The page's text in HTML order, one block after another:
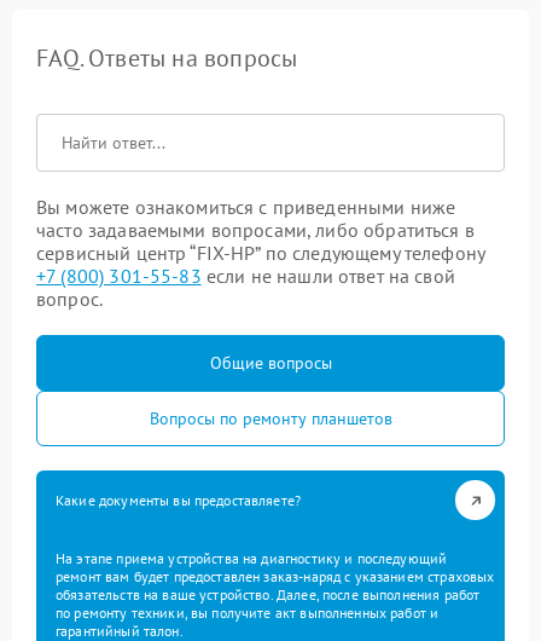
FAQ. Ответы на вопросы
Вы можете ознакомиться с приведенными ниже
часто задаваемыми вопросами, либо обратиться в
сервисный центр “FIX-HP” по следующему телефону
+7 (800) 301-55-83 если не нашли ответ на свой
вопрос.
Общие вопросы
Вопросы по ремонту планшетов
Какие документы вы предоставляете?
На этапе приема устройства на диагностику и последующий
ремонт вам будет предоставлен заказ-наряд с указанием страховых
обязательств на ваше устройство. Далее, после выполнения работ
по ремонту техники, вы получите акт выполненных работ и
гарантийный талон.